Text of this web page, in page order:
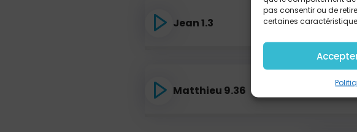
pas consentir ou de
certaines
Jean 1.3
Matthieu 9.36